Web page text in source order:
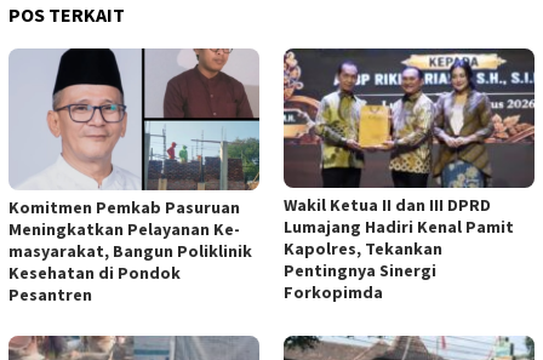
POS TERKAIT
Komitmen Pemkab Pasuruan
Meningkatkan Pelayanan Ke-
masyarakat, Bangun Poliklinik
Kesehatan di Pondok
Pesantren
Wakil Ketua II dan III DPRD
Lumajang Hadiri Kenal Pamit
Kapolres, Tekankan
Pentingnya Sinergi
Forkopimda